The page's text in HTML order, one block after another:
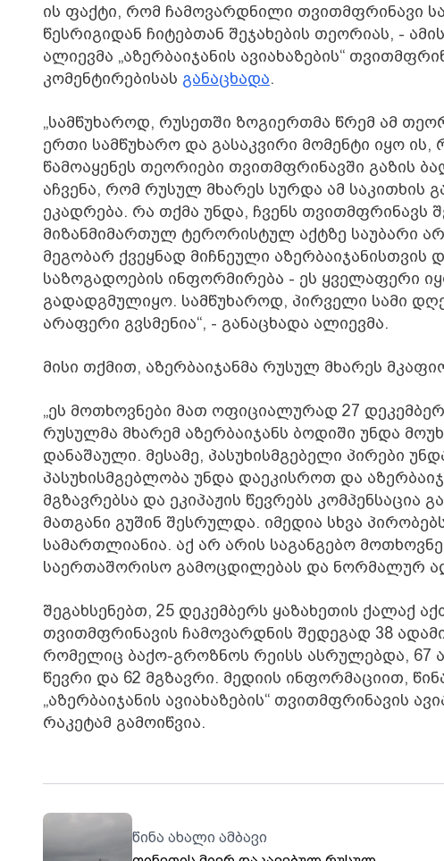
ის ფაქტი, რომ ჩამოვარდნილი თვითმფრინავი
წესრიგიდან ჩიტებთან შეჯახების თეორიას, -
ალიევმა „აზერბაიჯანის ავიახაზების“
კომენტირებისას განაცხადა.
„სამწუხაროდ, რუსეთში ზოგიერთმა წრემ ამ
ერთი სამწუხარო და გასაკვირი მომენტი იყო
წამოაყენეს თეორიები თვითმფრინავში გაზის
აჩვენა, რომ რუსულ მხარეს სურდა ამ საკითხის
ეკადრება. რა თქმა უნდა, ჩვენს თვითმფრინავს
მიზანმიმართულ ტერორისტულ აქტზე საუბარი
მეგობარ ქვეყნად მიჩნეული
საზოგადოების ინფორმირება - ეს ყველაფერი
გადადგმულიყო. სამწუხაროდ, პირველი სამი
არაფერი გვსმენია“, - განაცხადა ალიევმა.
მისი თქმით, აზერბაიჯანმა რუსულ მხარეს
„ეს მოთხოვნები მათ ოფიციალურად 27
რუსულმა მხარემ აზერბაიჯანს ბოდიში უნდა
დანაშაული. მესამე, პასუხისმგებელი პირები
პასუხისმგებლობა უნდა დაეკისროთ და
მგზავრებსა და ეკიპაჟის წევრებს კომპენსაცია
მათგანი გუშინ შესრულდა. იმედია სხვა
სამართლიანია. აქ არ არის საგანგებო
საერთაშორისო გამოცდილებას და ნორმალურ
შეგახსენებთ, 25 დეკემბერს ყაზახეთის ქალაქ
თვითმფრინავის ჩამოვარდნის შედეგად 38
რომელიც ბაქო-გროზნოს რეისს ასრულებდა, 67
წევრი და 62 მგზავრი. მედიის ინფორმაციით,
„აზერბაიჯანის ავიახაზების“ თვითმფრინავის
რაკეტამ გამოიწვია.
წინა ახალი ამბავი